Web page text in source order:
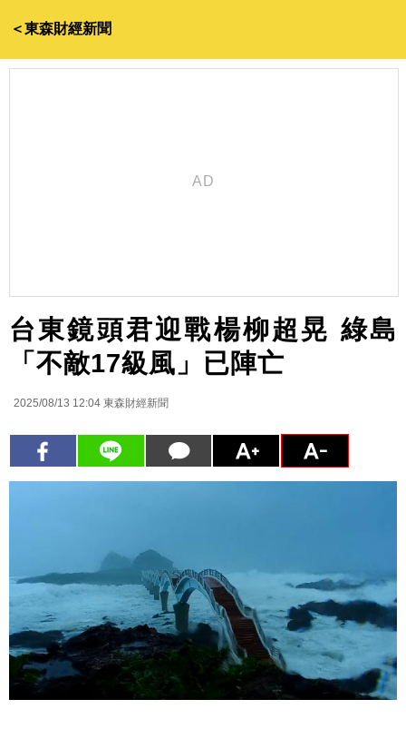
＜東森財經新聞
台東鏡頭君迎戰楊柳超晃 綠島
「不敵17級風」已陣亡
2025/08/13 12:04 東森財經新聞